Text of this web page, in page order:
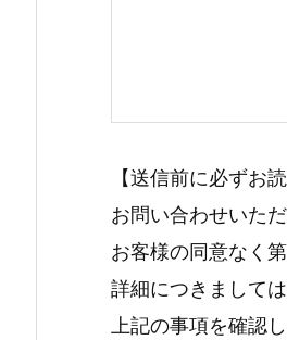
【送信前に必ずお
お問い合わせいた
お客様の同意なく
詳細につきまして
上記の事項を確認